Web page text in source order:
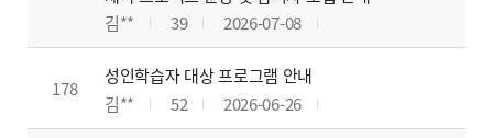
김**
39 2026-07-08
178
성인학습자 대상 프로그램 안내
김**
52 2026-06-26